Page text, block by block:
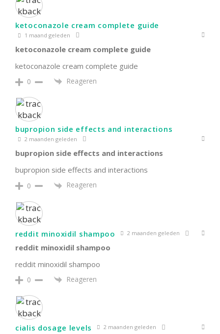
ketoconazole cream complete guide
1 maand geleden
ketoconazole cream complete guide
ketoconazole cream complete guide
0 Reageren
bupropion side effects and interactions
2 maanden geleden
bupropion side effects and interactions
bupropion side effects and interactions
0 Reageren
reddit minoxidil shampoo 2 maanden geleden
reddit minoxidil shampoo
reddit minoxidil shampoo
0 Reageren
cialis dosage levels 2 maanden geleden